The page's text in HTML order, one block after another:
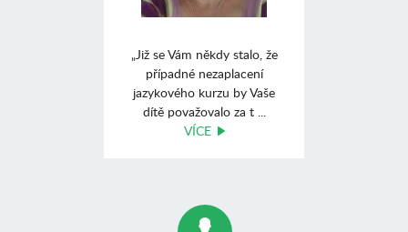
„Již se Vám někdy stalo, že
případné nezaplacení
jazykového kurzu by Vaše
dítě považovalo za t ...
VÍCE